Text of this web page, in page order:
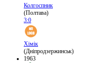
Колгоспник
(Полтава)
3:0
Хімік
(Дніпродзержинськ)
1963